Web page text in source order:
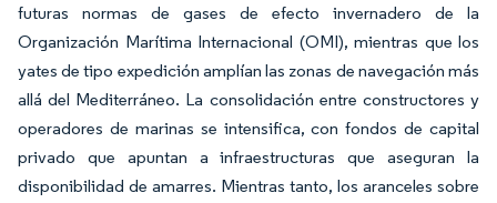
futuras normas de gases de efecto invernadero de la
Organización Marítima Internacional (OMI), mientras que los
yates de tipo expedición amplían las zonas de navegación más
allá del Mediterráneo. La consolidación entre constructores y
operadores de marinas se intensifica, con fondos de capital
privado que apuntan a infraestructuras que aseguran la
disponibilidad de amarres. Mientras tanto, los aranceles sobre